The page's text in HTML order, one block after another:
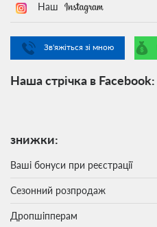
Наш
Зв'яжіться зі мною
Наша стрічка в Facebook:
знижки:
Ваші бонуси при реєстрації
Сезонний розпродаж
Дропшіпперам